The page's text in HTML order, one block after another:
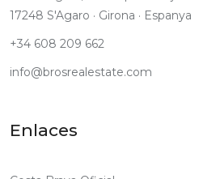
17248 S'Agaro · Girona · Espanya
+34 608 209 662
info@brosrealestate.com
Enlaces